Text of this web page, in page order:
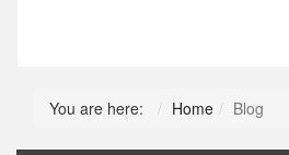
You are here: Home Blog